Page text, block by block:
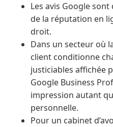
Les avis Google
de la réputation en
droit.
Dans un secteur où
client conditionne
justiciables affichée
Google Business
impression autant
personnelle.
Pour un cabinet